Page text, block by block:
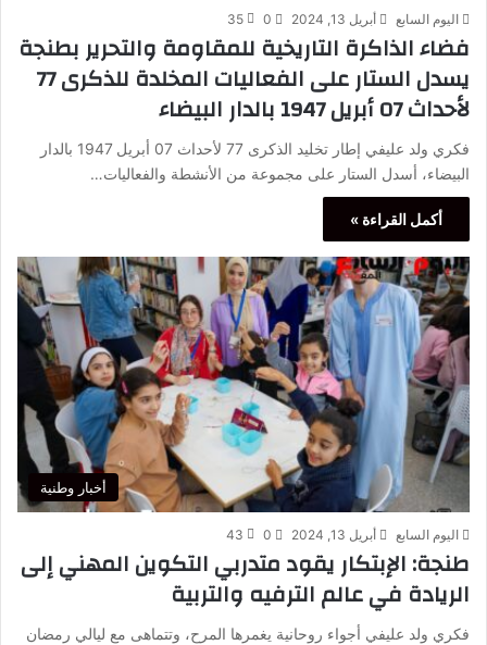
اليوم السابع أبريل 13, 2024 0
35
فضاء الذاكرة التاريخية للمقاومة والتحرير بطنجة
يسدل الستار على الفعاليات المخلدة للذكرى 77
لأحداث 07 أبريل 1947 بالدار البيضاء
فكري ولد عليفي إطار تخليد الذكرى 77 لأحداث 07 أبريل 1947 بالدار
البيضاء، أسدل الستار على مجموعة من الأنشطة والفعاليات…
أكمل القراءة »
أخبار وطنية
اليوم السابع أبريل 13, 2024 0
43
طنجة: الإبتكار يقود متدربي التكوين المهني إلى
الريادة في عالم الترفيه والتربية
فكري ولد عليفي أجواء روحانية يغمرها المرح، وتتماهى مع ليالي رمضان